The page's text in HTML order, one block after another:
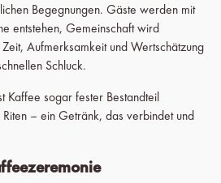
Begegnungen. Gäste werden mit
entstehen, Gemeinschaft wird
Aufmerksamkeit und Wertschätzung
Schluck.
Kaffee sogar fester Bestandteil
– ein Getränk, das verbindet und